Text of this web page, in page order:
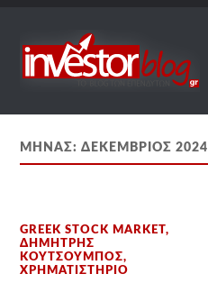
ΜΉΝΑΣ:ΔΕΚΈΜΒΡΙΟΣ 2024
GREEK STOCK MARKET,
ΔΗΜΉΤΡΗΣ
ΚΟΥΤΣΟΥΜΠΌΣ,
ΧΡΗΜΑΤΙΣΤΉΡΙΟ